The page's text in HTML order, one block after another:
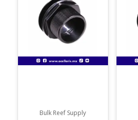
Bulk Reef Supply